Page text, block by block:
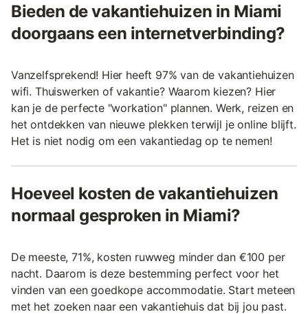
Bieden de vakantiehuizen in Miami
doorgaans een internetverbinding?
Vanzelfsprekend! Hier heeft 97% van de vakantiehuizen
wifi. Thuiswerken of vakantie? Waarom kiezen? Hier
kan je de perfecte "workation" plannen. Werk, reizen en
het ontdekken van nieuwe plekken terwijl je online blijft.
Het is niet nodig om een vakantiedag op te nemen!
Hoeveel kosten de vakantiehuizen
normaal gesproken in Miami?
De meeste, 71%, kosten ruwweg minder dan €100 per
nacht. Daarom is deze bestemming perfect voor het
vinden van een goedkope accommodatie. Start meteen
met het zoeken naar een vakantiehuis dat bij jou past.